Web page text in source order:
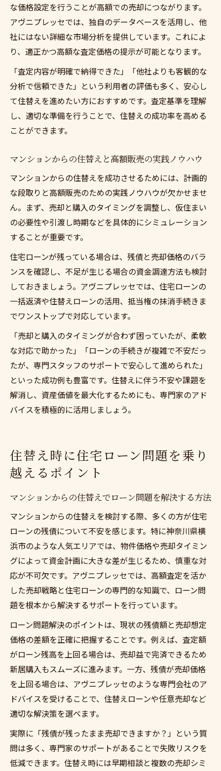
な価格設定を行うことが高額での売却につながります。
アヴニプレッセでは、独自のデータベースを活用し、他
社にはない詳細な市場分析を提供しています。これによ
り、適正かつ高額な査定価格の提示が可能となります。
「査定内容が明確で納得できた」「他社よりも客観的な
分析で信頼できた」という利用者の評価も多く、安心し
て住替えを進めたい方におすすめです。査定基準を理解
し、適切な準備を行うことで、住替えの成功率を高める
ことができます。
マンションからの住替えと高額販売の実践ノウハウ
マンションからの住替えを成功させるためには、計画的
な段取りと高額販売のための実践ノウハウが欠かせませ
ん。まず、売却と購入のタイミングを調整し、仮住まい
の必要性や引渡し時期などを具体的にシミュレーション
することが重要です。
住宅ローンが残っている場合は、残債と売却価格のバラ
ンスを確認し、不足が生じる場合の資金調達方法も検討
しておきましょう。アヴニプレッセでは、住宅ローンの
一括返済や住替えローンの活用、抵当権の抹消手続きま
でワンストップで対応しています。
「売却と購入のタイミングが合わず困っていたが、柔軟
な対応で助かった」「ローンの手続きが複雑で不安だっ
たが、専門スタッフのサポートで安心して進められた」
といった成功例も豊富です。住替えに伴う不安や課題を
解消し、資産価値を最大化するためにも、専門家のアド
バイスを積極的に活用しましょう。
住替え時に住宅ローン問題を乗り
越えるポイント
マンションからの住替えでローン問題を解決する方法
マンションからの住替えを検討する際、多くの方が住宅
ローンの残債について不安を感じます。特に神奈川県横
浜市のような人気エリアでは、物件価格や売却タイミン
グによって資金計画に大きな差が生じるため、慎重な対
応が不可欠です。アヴニプレッセでは、高額査定を活か
した売却戦略と住宅ローンの専門的な知識で、ローン問
題を根本から解決するサポートを行っています。
ローン問題解決のポイントは、現状の残債額と売却想定
価格の差額を正確に把握することです。例えば、査定額
がローン残高を上回る場合は、売却益で完済できるため
新居購入もスムーズに進みます。一方、残債が売却価格
を上回る場合は、アヴニプレッセのような専門会社のア
ドバイスを受けることで、住替えローンや任意売却など
適切な解決策を選べます。
実際に「残債が残ったまま売却できますか？」という質
問は多く、専門家のサポートがあることで失敗リスクを
低減できます。住替え時には早期相談と複数の売却シミ